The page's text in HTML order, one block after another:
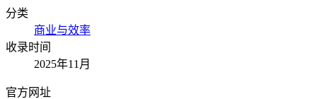
分类
商业与效率
收录时间
2025年11月
官方网址